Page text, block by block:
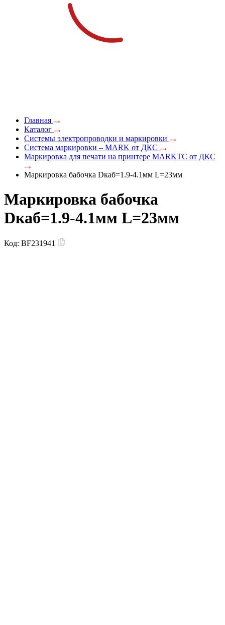
Главная
Каталог
Системы электропроводки и маркировки
Система маркировки – MARK от ДКС
Маркировка для печати на принтере MARKTC от ДКС
Маркировка бабочка Dкаб=1.9-4.1мм L=23мм
Маркировка бабочка
Dкаб=1.9-4.1мм L=23мм
Код: BF231941